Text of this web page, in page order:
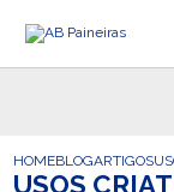
HOMEBLOGARTIGOS
USOS